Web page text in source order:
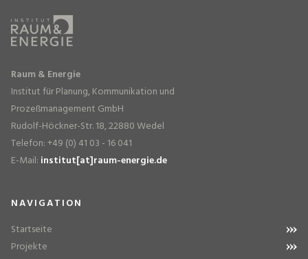
Raum & Energie
Institut für Planung, Kommunikation und
Prozeßmanagement GmbH
Rudolf-Höckner-Str. 18, 22880 Wedel
Telefon: +49 (0) 41 03 - 16 041
E-Mail: institut[at]raum-energie.de
NAVIGATION
Startseite
Projekte